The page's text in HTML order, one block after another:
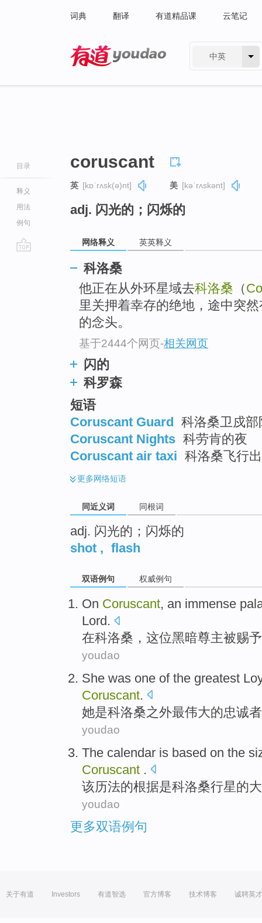
词典 翻译 有道精品课 云笔记
中英
目录
释义
用法
例句
coruscant
英 [kɒˈrʌsk(ə)nt] 美 [kəˈrʌskənt]
adj. 闪光的；闪烁的
网络释义 英英释义
科洛桑
他正在从外环星域去科洛桑 （
里关押着幸存的绝地，途中突
的念头。
基于2444个网页-相关网页
闪的
科罗森
短语
Coruscant Guard
科洛桑卫戍
Coruscant Nights 科劳肯的夜
Coruscant air taxi 科洛桑飞行
更多网络短语
同近义词 同根词
adj. 闪光的；闪烁的
shot , flash
双语例句 权威例句
On Coruscant, an immense
Lord.
在科洛桑 ，这位黑暗尊主被赐予
youdao
She was one of the greatest
Coruscant.
她是科洛桑之外最伟大的忠诚
youdao
The calendar is based on the
Coruscant .
该历法的根据是科洛桑行星的
youdao
更多双语例句
关于有道 Investors 有道智选 官方博客 技术博客 诚聘英才